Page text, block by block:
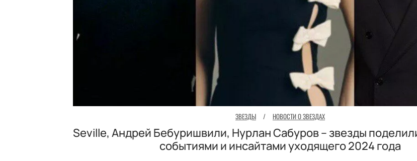
ЗВЕЗДЫ / НОВОСТИ О ЗВЕЗДАХ
Seville, Андрей Бебуришвили, Нурлан Сабуров – звезды
событиями и инсайтами уходящего 2024 года